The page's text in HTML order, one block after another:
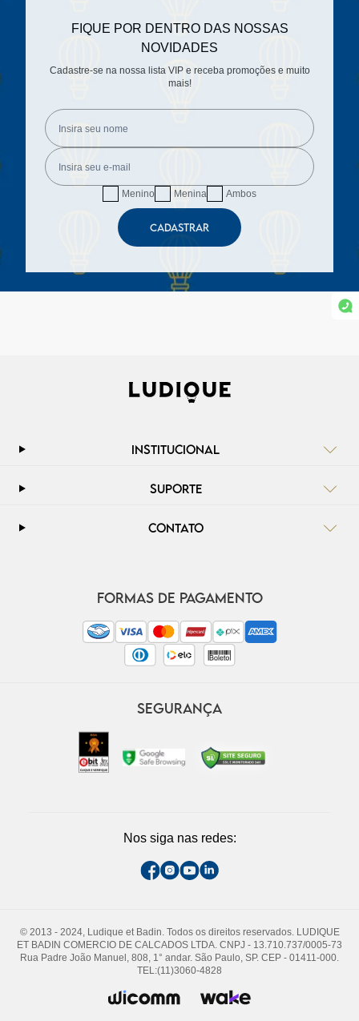
FIQUE POR DENTRO DAS NOSSAS
NOVIDADES
Cadastre-se na nossa lista VIP e receba promoções e muito
mais!
Menino Menina Ambos
CADASTRAR
INSTITUCIONAL
SUPORTE
CONTATO
FORMAS DE PAGAMENTO
SEGURANÇA
Nos siga nas redes:
© 2013 - 2024, Ludique et Badin. Todos os direitos reservados. LUDIQUE
ET BADIN COMERCIO DE CALCADOS LTDA. CNPJ - 13.710.737/0005-73
Rua Padre João Manuel, 808, 1° andar. São Paulo, SP. CEP - 01411-000.
TEL:(11)3060-4828